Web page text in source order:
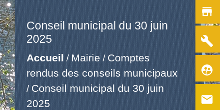
Conseil municipal du 30 juin
2025
Accueil /Mairie /Comptes
rendus des conseils municipaux
/ Conseil municipal du 30 juin
2025
store
build
supervised_user_circle
email